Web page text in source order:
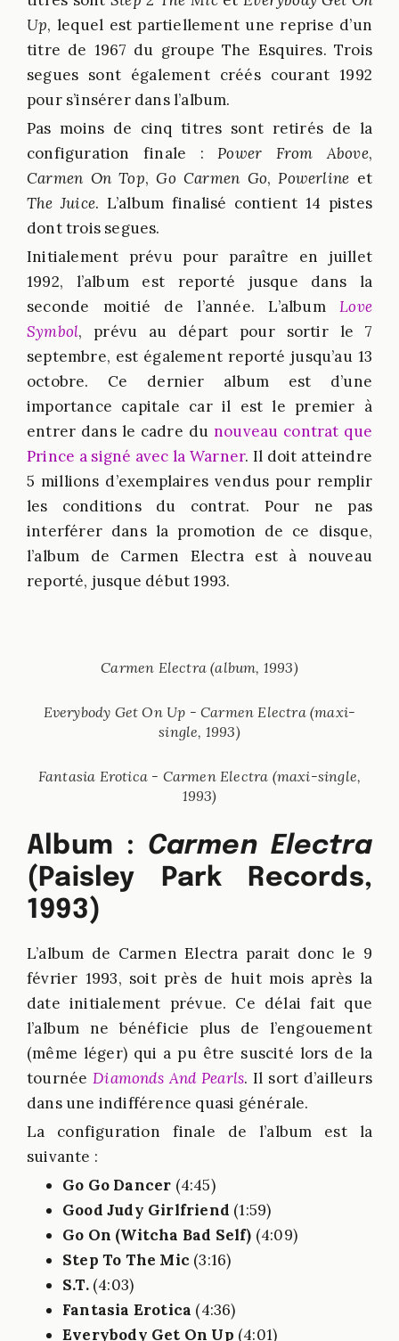
Up, lequel est partiellement une reprise d’un
titre de 1967 du groupe The Esquires. Trois
segues sont également créés courant 1992
pour s’insérer dans l’album.
Pas moins de cinq titres sont retirés de la
configuration finale :Power From Above,
Carmen On Top,Go Carmen Go,Powerline et
The Juice. L’album finalisé contient 14 pistes
dont trois segues.
Initialement prévu pour paraître en juillet
1992, l’album est reporté jusque dans la
seconde moitié de l’année. L’albumLove
Symbol, prévu au départ pour sortir le 7
septembre, est également reporté jusqu’au 13
octobre. Ce dernier album est d’une
importance capitale car il est le premier à
entrer dans le cadre du nouveau contrat que
Prince a signé avec la Warner. Il doit atteindre
5 millions d’exemplaires vendus pour remplir
les conditions du contrat. Pour ne pas
interférer dans la promotion de ce disque,
l’album de Carmen Electra est à nouveau
reporté, jusque début 1993.
Carmen Electra (album, 1993)
Everybody Get On Up - Carmen Electra (maxi-
single, 1993)
Fantasia Erotica - Carmen Electra (maxi-single,
1993)
Album : Carmen Electra
(Paisley Park Records,
1993)
L’album de Carmen Electra parait donc le 9
février 1993, soit près de huit mois après la
date initialement prévue. Ce délai fait que
l’album ne bénéficie plus de l’engouement
(même léger) qui a pu être suscité lors de la
tournéeDiamonds And Pearls. Il sort d’ailleurs
dans une indifférence quasi générale.
La configuration finale de l’album est la
suivante :
Go Go Dancer (4:45)
Good Judy Girlfriend (1:59)
Go On (Witcha Bad Self) (4:09)
Step To The Mic (3:16)
S.T.(4:03)
Fantasia Erotica (4:36)
Everybody Get On Up (4:01)